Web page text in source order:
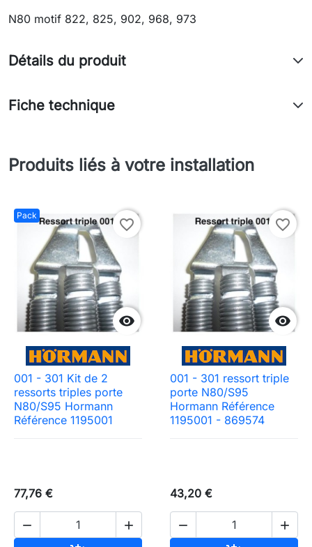
N80 motif 822, 825, 902, 968, 973
Détails du produit
Fiche technique
Produits liés à votre installation
Pack

favorite_border
001 - 301 Kit de 2
ressorts triples porte
N80/S95 Hormann
Référence 1195001
77,76 €
 

favorite_border
001 - 301 ressort triple
porte N80/S95
Hormann Référence
1195001 - 869574
43,20 €
 